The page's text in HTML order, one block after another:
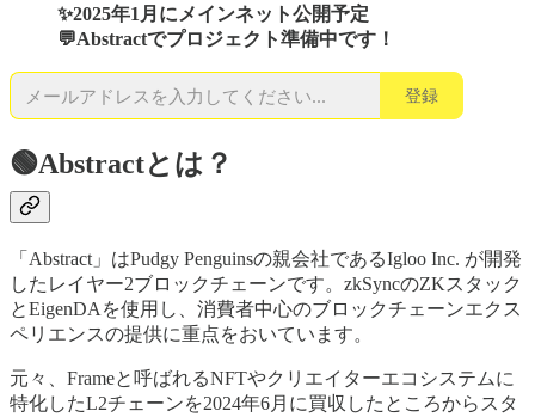
✨2025年1月にメインネット公開予定
💬Abstractでプロジェクト準備中です！
登録
🟢Abstractとは？
「Abstract」はPudgy Penguinsの親会社であるIgloo Inc. が開発
したレイヤー2ブロックチェーンです。zkSyncのZKスタック
とEigenDAを使用し、消費者中心のブロックチェーンエクス
ペリエンスの提供に重点をおいています。
元々、Frameと呼ばれるNFTやクリエイターエコシステムに
特化したL2チェーンを2024年6月に買収したところからスタ